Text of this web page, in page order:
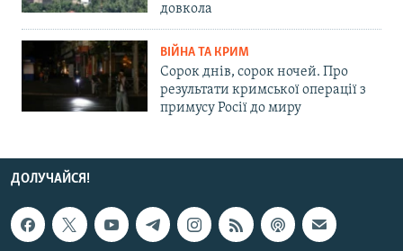
довкола
ВІЙНА ТА КРИМ
Сорок днів, сорок ночей. Про
результати кримської операції з
примусу Росії до миру
ДОЛУЧАЙСЯ!